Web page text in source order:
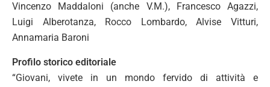
Vincenzo Maddaloni (anche V.M.), Francesco Agazzi,
Luigi Alberotanza, Rocco Lombardo, Alvise Vitturi,
Annamaria Baroni
Profilo storico editoriale
“Giovani, vivete in un mondo fervido di attività e